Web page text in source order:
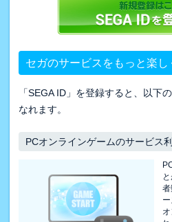
セガのサービスをもっと楽し
「SEGA ID」を登録すると、以下
なれます。
PCオンラインゲームのサービス